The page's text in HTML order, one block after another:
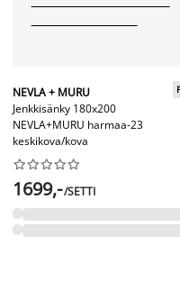
NEVLA + MURU
Jenkkisänky 180x200
NEVLA+MURU harmaa-23
keskikova/kova






1699,-/SETTI